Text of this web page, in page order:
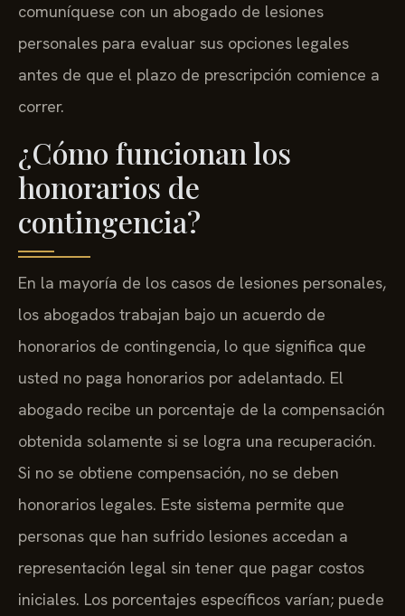
comuníquese con un abogado de lesiones
personales para evaluar sus opciones legales
antes de que el plazo de prescripción comience a
correr.
¿Cómo funcionan los
honorarios de
contingencia?
En la mayoría de los casos de lesiones personales,
los abogados trabajan bajo un acuerdo de
honorarios de contingencia, lo que significa que
usted no paga honorarios por adelantado. El
abogado recibe un porcentaje de la compensación
obtenida solamente si se logra una recuperación.
Si no se obtiene compensación, no se deben
honorarios legales. Este sistema permite que
personas que han sufrido lesiones accedan a
representación legal sin tener que pagar costos
iniciales. Los porcentajes específicos varían; puede